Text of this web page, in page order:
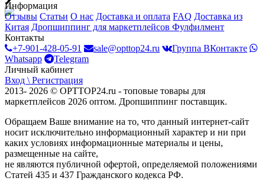
Информация
Отзывы Статьи О нас Доставка и оплата FAQ Доставка из
Китая Дропшиппинг для маркетплейсов Фулфилмент
Контакты
+7-901-428-05-91
sale@opttop24.ru
Группа ВКонтакте
Whatsapp
Telegram
Личный кабинет
Вход \ Регистрация
2013- 2026 © OPTTOP24.ru - топовые товары для
маркетплейсов 2026 оптом. Дропшиппинг поставщик.
Обращаем Ваше внимание на то, что данный интернет-сайт
носит исключительно информационный характер и ни при
каких условиях информационные материалы и цены,
размещенные на сайте,
не являются публичной офертой, определяемой положениями
Статей 435 и 437 Гражданского кодекса РФ.